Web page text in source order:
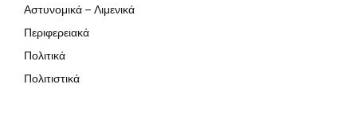
Αστυνομικά – Λιμενικά
Περιφερειακά
Πολιτικά
Πολιτιστικά